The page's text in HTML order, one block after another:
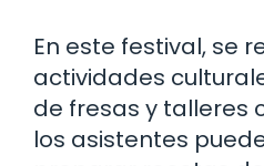
En este festival, se
actividades
de fresas y talleres
los asistentes